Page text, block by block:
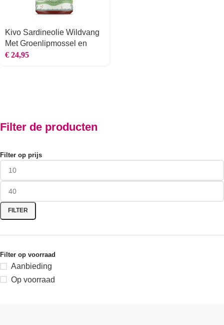
Filter de producten
Filter op prijs
FILTER
Filter op voorraad
Aanbieding
Op voorraad
Kivo Sardineolie Wildvang
Met Groenlipmossel en
Haaienkraakbeen 500ML
€ 24,95